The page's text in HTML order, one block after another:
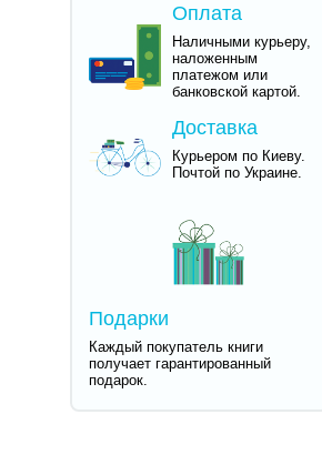
Оплата
Наличными курьеру,
наложенным
платежом или
банковской картой.
Доставка
Курьером по Киеву.
Почтой по Украине.
Подарки
Каждый покупатель книги
получает гарантированный
подарок.